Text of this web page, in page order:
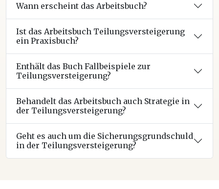
Wann erscheint das Arbeitsbuch?
Ist das Arbeitsbuch Teilungsversteigerung
ein Praxisbuch?
Enthält das Buch Fallbeispiele zur
Teilungsversteigerung?
Behandelt das Arbeitsbuch auch Strategie in
der Teilungsversteigerung?
Geht es auch um die Sicherungsgrundschuld
in der Teilungsversteigerung?